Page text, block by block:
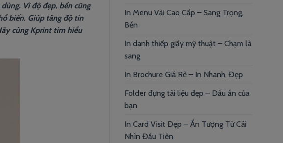
Vì độ đẹp, bền cũng
biến. Giúp tăng độ tin
cùng Kprint tìm hiểu
In Menu Vải Cao Cấp – Sang Trọng,
Bền
In danh thiếp giấy mỹ thuật – Chạm là
sang
In Brochure Giá Rẻ – In Nhanh, Đẹp
Folder đựng tài liệu đẹp – Dấu ấn của
bạn
In Card Visit Đẹp – Ấn Tượng Từ Cái
Nhìn Đầu Tiên